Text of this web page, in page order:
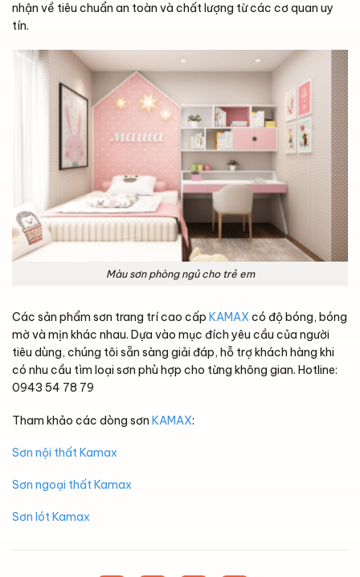
nhận về tiêu chuẩn an toàn và chất lượng từ các cơ quan uy
tín.
Màu sơn phòng ngủ cho trẻ em
Các sản phẩm sơn trang trí cao cấp KAMAX có độ bóng, bóng
mờ và mịn khác nhau. Dựa vào mục đích yêu cầu của người
tiêu dùng, chúng tôi sẵn sàng giải đáp, hỗ trợ khách hàng khi
có nhu cầu tìm loại sơn phù hợp cho từng không gian. Hotline:
0943 54 78 79
Tham khảo các dòng sơn KAMAX:
Sơn nội thất Kamax
Sơn ngoại thất Kamax
Sơn lót Kamax